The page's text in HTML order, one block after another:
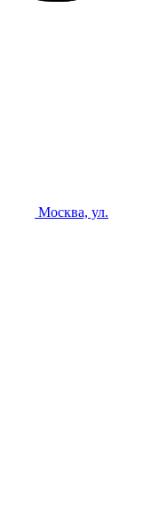
Москва, ул.